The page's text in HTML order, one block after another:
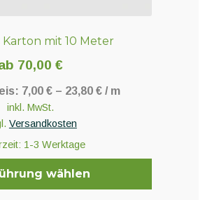
Karton mit 10 Meter
70,00€
7,00€ – 23,80€ / m
inkl. MwSt.
Versandkosten
1-3 Werktage
wählen